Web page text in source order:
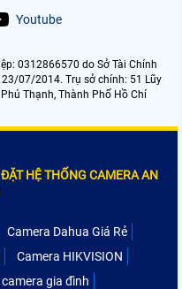
Youtube
0312866570 do Sở Tài Chính
23/07/2014. Trụ sở chính: 51 Lũy
Thạnh, Thành Phố Hồ Chí
HỆ THỐNG CAMERA AN
Camera Dahua Giá Rẻ
Camera HIKVISION
gia đình